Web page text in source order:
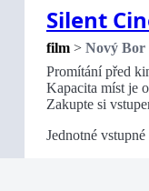
Silent
film > Nový Bor
Promítání před
Kapacita míst je
Zakupte si
Jednotné